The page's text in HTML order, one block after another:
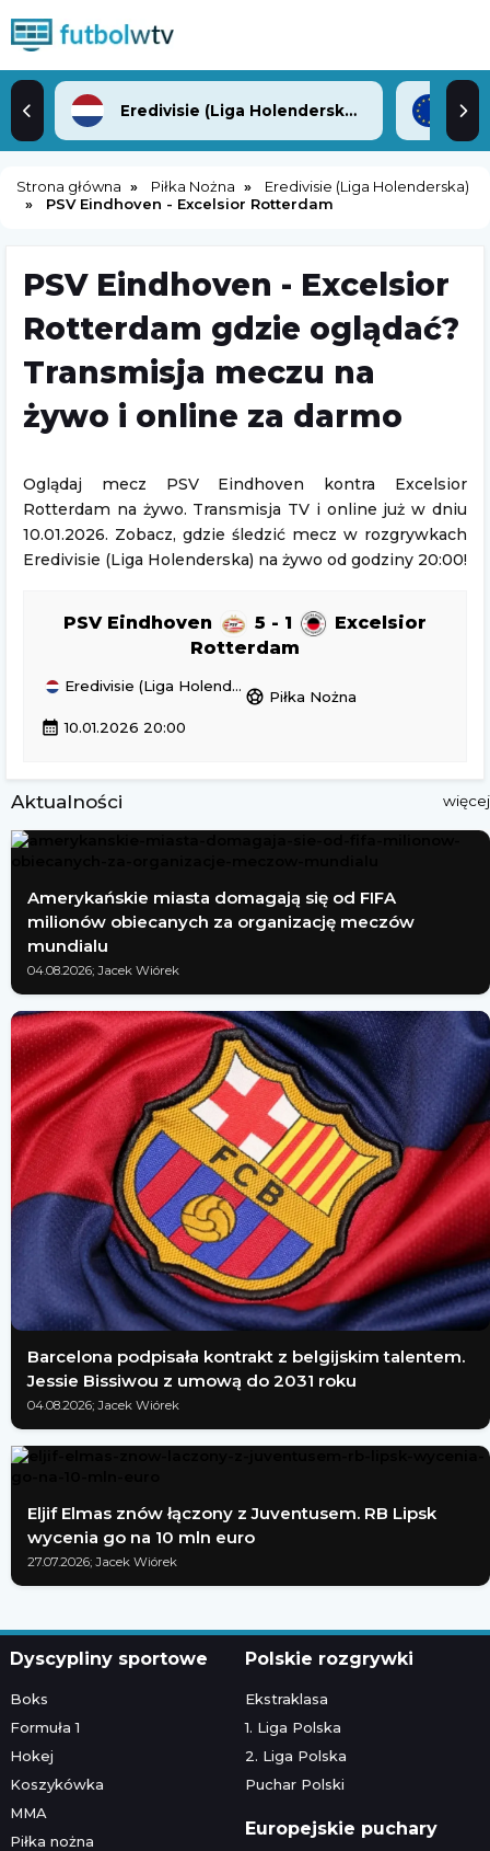
Eredivisie (Liga Holenderska)
Strona główna Piłka Nożna
Eredivisie (Liga Holenderska)
PSV Eindhoven - Excelsior Rotterdam
PSV Eindhoven - Excelsior
Rotterdam gdzie oglądać?
Transmisja meczu na
żywo i online za darmo
Oglądaj mecz PSV Eindhoven kontra Excelsior
Rotterdam na żywo. Transmisja TV i online już w dniu
10.01.2026. Zobacz, gdzie śledzić mecz w rozgrywkach
Eredivisie (Liga Holenderska) na żywo od godziny 20:00!
PSV Eindhoven 5 - 1
Excelsior
Rotterdam
Eredivisie (Liga Holenderska)
sports_soccer Piłka Nożna
calendar_month 10.01.2026 20:00
Aktualności więcej
Amerykańskie miasta domagają się od FIFA
milionów obiecanych za organizację meczów
mundialu
04.08.2026; Jacek Wiórek
Barcelona podpisała kontrakt z belgijskim talentem.
Jessie Bissiwou z umową do 2031 roku
04.08.2026; Jacek Wiórek
Eljif Elmas znów łączony z Juventusem. RB Lipsk
wycenia go na 10 mln euro
27.07.2026; Jacek Wiórek
Dyscypliny sportowe
Boks
Formuła 1
Hokej
Koszykówka
MMA
Piłka nożna
Polskie rozgrywki
Ekstraklasa
1. Liga Polska
2. Liga Polska
Puchar Polski
Europejskie puchary